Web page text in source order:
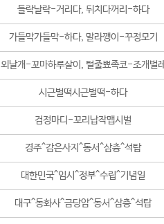
들락날락-거리다, 뒤치다꺼리-하다
가들막가들막-하다, 말라깽이-꾸정모기
외날개-꼬마하루살이, 털줄뾰족코-조개벌레
시근벌떡시근벌떡-하다
검정마디-꼬리납작맵시벌
경주^감은사지^동서^삼층^석탑
대한민국^임시^정부^수립^기념일
대구^동화사^금당암^동서^삼층^석탑